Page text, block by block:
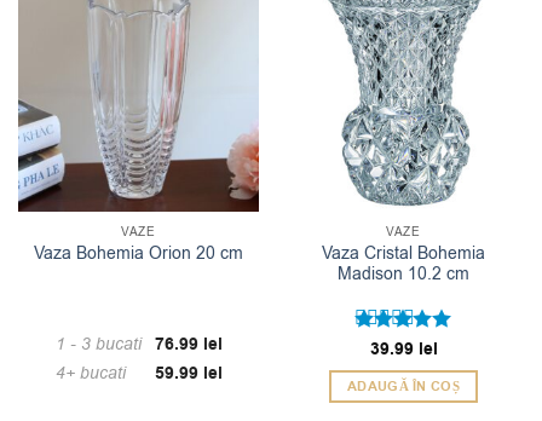
VAZE
Vaza Bohemia Orion 20 cm
1 - 3 bucati 76.99 lei
4+ bucati 59.99 lei
VAZE
Vaza Cristal Bohemia
Madison 10.2 cm
Evaluat la
5din 5
39.99 lei
ADAUGĂ ÎN COȘ